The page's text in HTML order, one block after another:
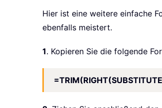
Hier ist eine weitere einfache
ebenfalls meistert.
1. Kopieren Sie die folgende